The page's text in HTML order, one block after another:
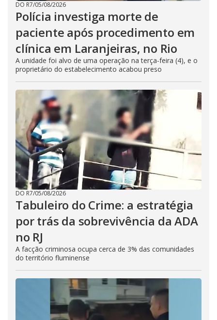
DO R7/05/08/2026
Polícia investiga morte de
paciente após procedimento em
clínica em Laranjeiras, no Rio
A unidade foi alvo de uma operação na terça-feira (4), e o
proprietário do estabelecimento acabou preso
DO R7/05/08/2026
Tabuleiro do Crime: a estratégia
por trás da sobrevivência da ADA
no RJ
A facção criminosa ocupa cerca de 3% das comunidades
do território fluminense